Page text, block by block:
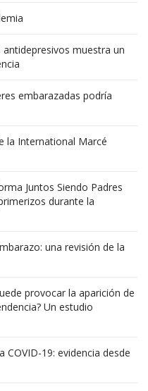
muestra un
embarazadas podría
la International Marcé
Juntos Siendo Padres
durante la
una revisión de la
provocar la aparición de
Un estudio
COVID-19: evidencia desde